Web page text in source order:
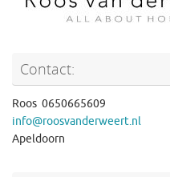
Contact:
Roos 0650665609
info@roosvanderweert.nl
Apeldoorn